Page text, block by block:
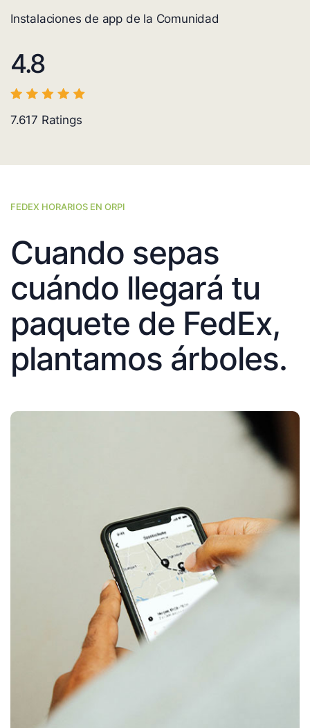
Instalaciones de app de la Comunidad
4.8
7.617 Ratings
FEDEX HORARIOS EN ORPI
Cuando sepas
cuándo llegará tu
paquete de FedEx,
plantamos árboles.